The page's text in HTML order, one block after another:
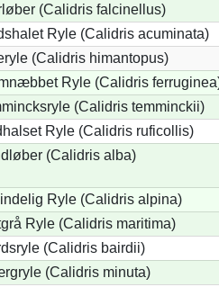
(Calidris falcinellus)
Ryle (Calidris acuminata)
(Calidris himantopus)
Ryle (Calidris
(Calidris temminckii)
Ryle (Calidris ruficollis)
(Calidris alba)
Ryle (Calidris alpina)
Ryle (Calidris maritima)
(Calidris bairdii)
(Calidris minuta)